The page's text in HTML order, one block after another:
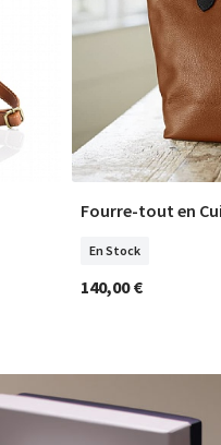
Fourre-tout en
En Stock
140,00 €